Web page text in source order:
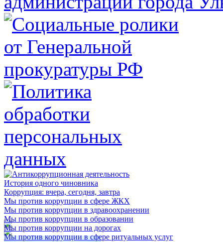
История одного чиновника
Коррупция: вчера, сегодня, завтра
Мы против коррупции в сфере ЖКХ
Мы против коррупции в здравоохранении
Мы против коррупции в образовании
Мы против коррупции на дорогах
Мы против коррупции в сфере ритуальных услуг